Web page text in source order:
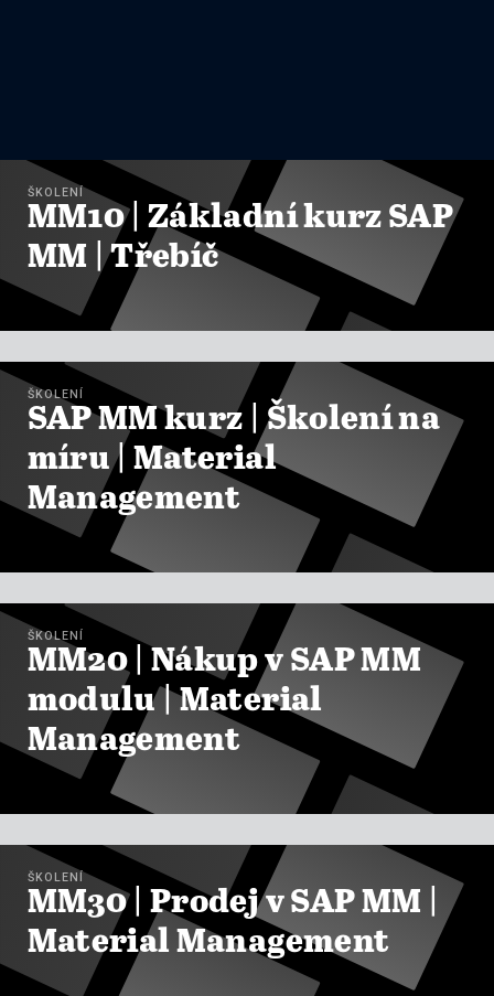
ŠKOLENÍ
MM10 | Základní kurz SAP
MM | Třebíč
ZOBRAZIT KURZY 
ŠKOLENÍ
SAP MM kurz | Školení na
míru | Material
Management
ZOBRAZIT KURZY 
ŠKOLENÍ
MM20 | Nákup v SAP MM
modulu | Material
Management
ZOBRAZIT KURZY 
ŠKOLENÍ
MM30 | Prodej v SAP MM |
Material Management